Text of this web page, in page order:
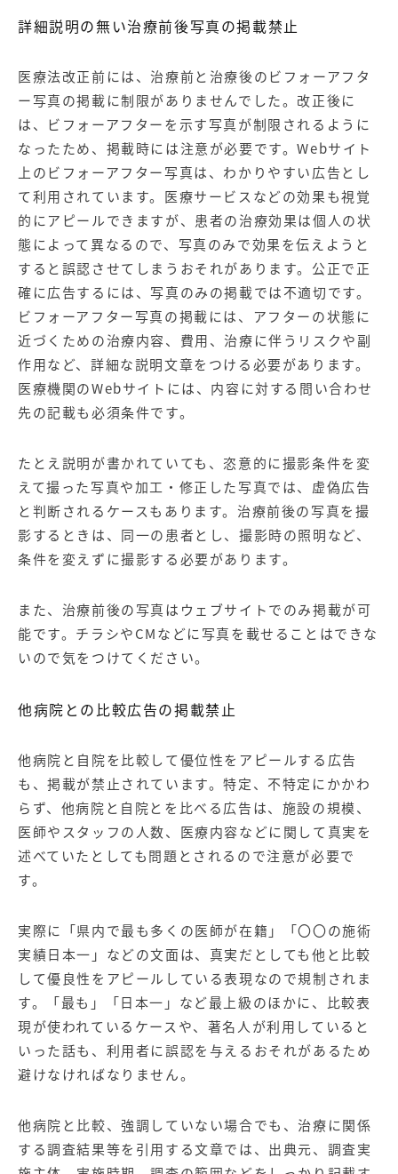
詳細説明の無い治療前後写真の掲載禁止
医療法改正前には、治療前と治療後のビフォーアフタ
ー写真の掲載に制限がありませんでした。改正後に
は、ビフォーアフターを示す写真が制限されるように
なったため、掲載時には注意が必要です。Webサイト
上のビフォーアフター写真は、わかりやすい広告とし
て利用されています。医療サービスなどの効果も視覚
的にアピールできますが、患者の治療効果は個人の状
態によって異なるので、写真のみで効果を伝えようと
すると誤認させてしまうおそれがあります。公正で正
確に広告するには、写真のみの掲載では不適切です。
ビフォーアフター写真の掲載には、アフターの状態に
近づくための治療内容、費用、治療に伴うリスクや副
作用など、詳細な説明文章をつける必要があります。
医療機関のWebサイトには、内容に対する問い合わせ
先の記載も必須条件です。
たとえ説明が書かれていても、恣意的に撮影条件を変
えて撮った写真や加工・修正した写真では、虚偽広告
と判断されるケースもあります。治療前後の写真を撮
影するときは、同一の患者とし、撮影時の照明など、
条件を変えずに撮影する必要があります。
また、治療前後の写真はウェブサイトでのみ掲載が可
能です。チラシやCMなどに写真を載せることはできな
いので気をつけてください。
他病院との比較広告の掲載禁止
他病院と自院を比較して優位性をアピールする広告
も、掲載が禁止されています。特定、不特定にかかわ
らず、他病院と自院とを比べる広告は、施設の規模、
医師やスタッフの人数、医療内容などに関して真実を
述べていたとしても問題とされるので注意が必要で
す。
実際に「県内で最も多くの医師が在籍」「〇〇の施術
実績日本一」などの文面は、真実だとしても他と比較
して優良性をアピールしている表現なので規制されま
す。「最も」「日本一」など最上級のほかに、比較表
現が使われているケースや、著名人が利用していると
いった話も、利用者に誤認を与えるおそれがあるため
避けなければなりません。
他病院と比較、強調していない場合でも、治療に関係
する調査結果等を引用する文章では、出典元、調査実